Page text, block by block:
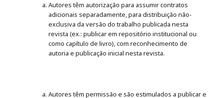
Autores têm autorização para assumir contratos
adicionais separadamente, para distribuição não-
exclusiva da versão do trabalho publicada nesta
revista (ex.: publicar em repositório institucional ou
como capítulo de livro), com reconhecimento de
autoria e publicação inicial nesta revista.
Autores têm permissão e são estimulados a publicar e